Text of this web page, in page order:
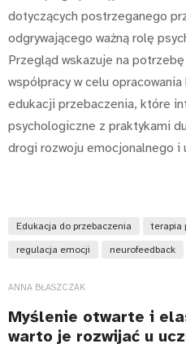
dotyczących postrzeganego
odgrywającego ważną rolę
Przegląd wskazuje na
współpracy w celu
edukacji przebaczenia, które
psychologiczne z praktykami
drogi rozwoju emocjonalnego i
Edukacja do przebaczenia terapia
regulacja emocji neurofeedback
ANNA BŁASZCZAK
Myślenie otwarte i
warto je rozwijać u